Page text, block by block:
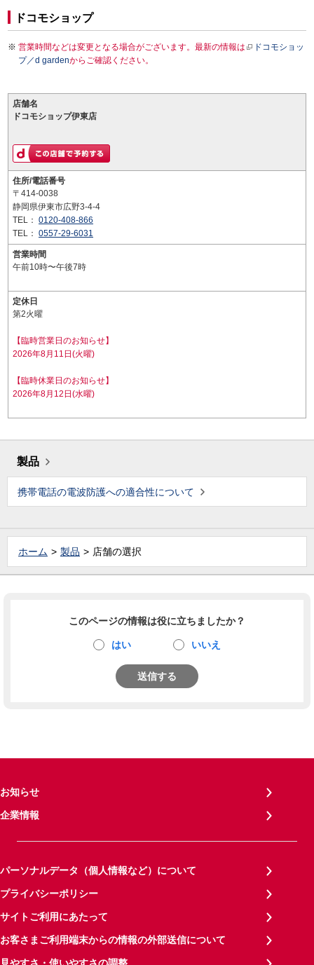
ドコモショップ
営業時間などは変更となる場合がございます。最新の情報は
ドコモショッ
プ／d gardenからご確認ください。
店舗名
ドコモショップ伊東店
住所/電話番号
〒414-0038
静岡県伊東市広野3-4-4
TEL： 0120-408-866
TEL： 0557-29-6031
営業時間
午前10時〜午後7時
定休日
第2火曜
【臨時営業日のお知らせ】
2026年8月11日(火曜)
【臨時休業日のお知らせ】
2026年8月12日(水曜)
製品
携帯電話の電波防護への適合性について
ホーム 製品 店舗の選択
このページの情報は役に立ちましたか？
はい いいえ
送信する
お知らせ
企業情報
パーソナルデータ（個人情報など）について
プライバシーポリシー
サイトご利用にあたって
お客さまご利用端末からの情報の外部送信について